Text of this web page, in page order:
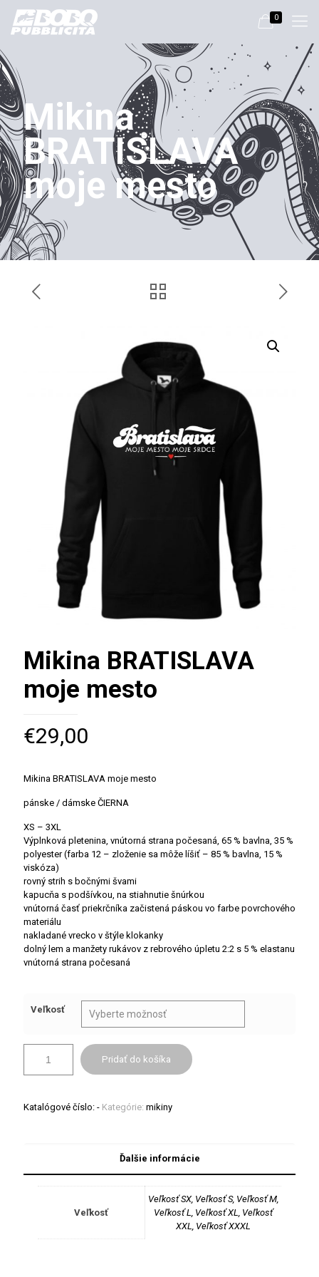
0
Mikina
BRATISLAVA
moje mesto
Mikina BRATISLAVA
moje mesto
€29,00
Mikina BRATISLAVA moje mesto
pánske / dámske ČIERNA
XS – 3XL
Výplnková pletenina, vnútorná strana počesaná, 65 % bavlna, 35 %
polyester (farba 12 – zloženie sa môže líšiť – 85 % bavlna, 15 %
viskóza)
rovný strih s bočnými švami
kapucňa s podšívkou, na stiahnutie šnúrkou
vnútorná časť priekrčníka začistená páskou vo farbe povrchového
materiálu
nakladané vrecko v štýle klokanky
dolný lem a manžety rukávov z rebrového úpletu 2:2 s 5 % elastanu
vnútorná strana počesaná
Veľkosť
Pridať do košíka
Katalógové číslo: - Kategórie: mikiny
Ďalšie informácie
Veľkosť
Veľkosť SX, Veľkosť S, Veľkosť M,
Veľkosť L, Veľkosť XL, Veľkosť
XXL, Veľkosť XXXL